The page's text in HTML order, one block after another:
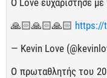
Ο Love ευχαρίστησε
🙏🏻🙏🏻🙏🏻 https://
— Kevin Love
Ο πρωταθλητής του